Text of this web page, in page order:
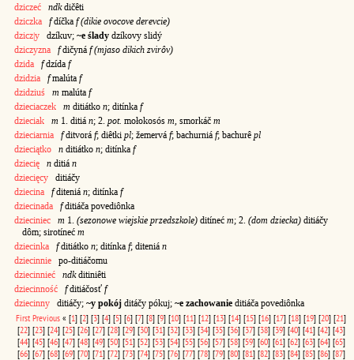
dziczeć
ndkdičêti
dziczka
fdíčka f (dikie ovocove derevcie)
dzicz|y dzíkuv; ~e ślady dzíkovy slidý
dziczyzna
fdičyná f (mjaso dikich zvirôv)
dzida
fdzída f
dzidzia
fmalúta f
dzidziuś
m malúta f
dzieciaczek
m ditiátko n; ditínka f
dzieciak
m 1. ditiá n; 2. pot. mołokosós m , smorkáč m
dzieciarnia
fditvorá f; diêtki pl; žemervá f; bachurniá f; bachurê pl
dzieciątko
n ditiátko n; ditínka f
dziecię
n ditiá n
dziecięcy ditiáčy
dziecina
fditeniá n; ditínka f
dziecinada
fditiáča povediônka
dzieciniec
m 1. (sezonowe wiejskie przedszkole) ditíneć m; 2. (dom dziecka) ditiáčy
dôm; sirotíneć m
dziecinka
fditiátko n; ditínka f; diteniá n
dziecinnie po-ditiáčomu
dziecinnieć
ndkditiniêti
dziecinność
fditiáčosť f
dziecinny ditiáčy; ~y pokój ditáčy pókuj; ~e zachowanie ditiáča povediônka
First Previous « [1] [2] [3] [4] [5] [6] [7] [8] [9] [10] [11] [12] [13] [14] [15] [16] [17] [18] [19] [20] [21]
[22] [23] [24] [25] [26] [27] [28] [29] [30] [31] [32] [33] [34] [35] [36] [37] [38] [39] [40] [41] [42] [43]
[44] [45] [46] [47] [48] [49] [50] [51] [52] [53] [54] [55] [56] [57] [58] [59] [60] [61] [62] [63] [64] [65]
[66] [67] [68] [69] [70] [71] [72] [73] [74] [75] [76] [77] [78] [79] [80] [81] [82] [83] [84] [85] [86] [87]